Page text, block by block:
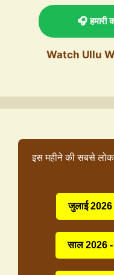
🎧 हमारी
Watch Ullu
इस महीने की सबसे
जुलाई 2026
साल 2026 -